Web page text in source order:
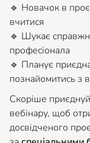
🔹 Новачок в
вчитися
🔹 Шукає
професіонала
🔹 Планує
познайомитись з
Скоріше
вебінару, щоб
досвідченого